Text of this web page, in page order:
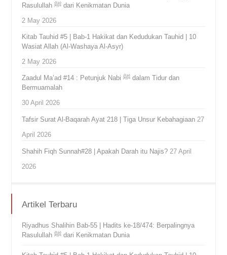
Rasulullah ﷺ dari Kenikmatan Dunia
2 May 2026
Kitab Tauhid #5 | Bab-1 Hakikat dan Kedudukan Tauhid | 10
Wasiat Allah (Al-Washaya Al-Asyr)
2 May 2026
Zaadul Ma’ad #14 : Petunjuk Nabi ﷺ dalam Tidur dan
Bermuamalah
30 April 2026
Tafsir Surat Al-Baqarah Ayat 218 | Tiga Unsur Kebahagiaan 27
April 2026
Shahih Fiqh Sunnah#28 | Apakah Darah itu Najis? 27 April
2026
Artikel Terbaru
Riyadhus Shalihin Bab-55 | Hadits ke-18/474: Berpalingnya
Rasulullah ﷺ dari Kenikmatan Dunia